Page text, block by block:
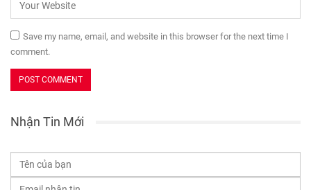
Save my name, email, and website in this browser for the next time I
comment.
Nhận Tin Mới